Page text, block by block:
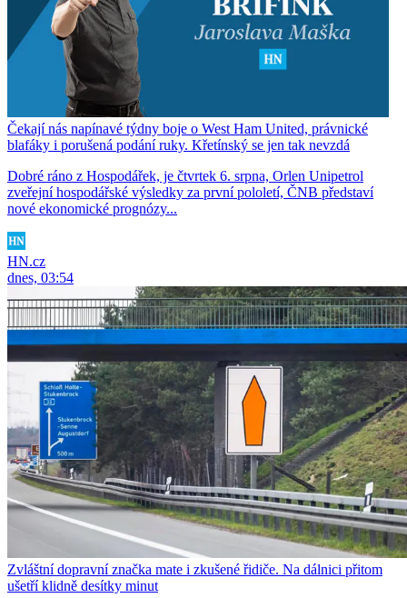
Čekají nás napínavé týdny boje o West Ham United, právnické
blafáky i porušená podání ruky. Křetínský se jen tak nevzdá
Dobré ráno z Hospodářek, je čtvrtek 6. srpna, Orlen Unipetrol
zveřejní hospodářské výsledky za první pololetí, ČNB představí
nové ekonomické prognózy...
HN.cz
dnes, 03:54
Zvláštní dopravní značka mate i zkušené řidiče. Na dálnici přitom
ušetří klidně desítky minut